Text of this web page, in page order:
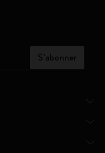
S’abonner